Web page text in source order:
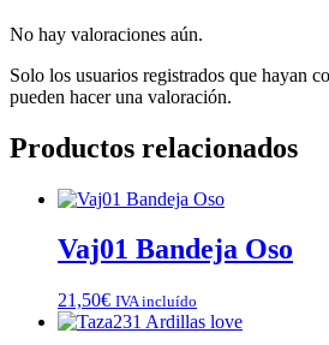
No hay valoraciones aún.
Solo los usuarios registrados que hayan
pueden hacer una valoración.
Productos relacionados
Vaj01 Bandeja Oso
21,50€ IVA incluído